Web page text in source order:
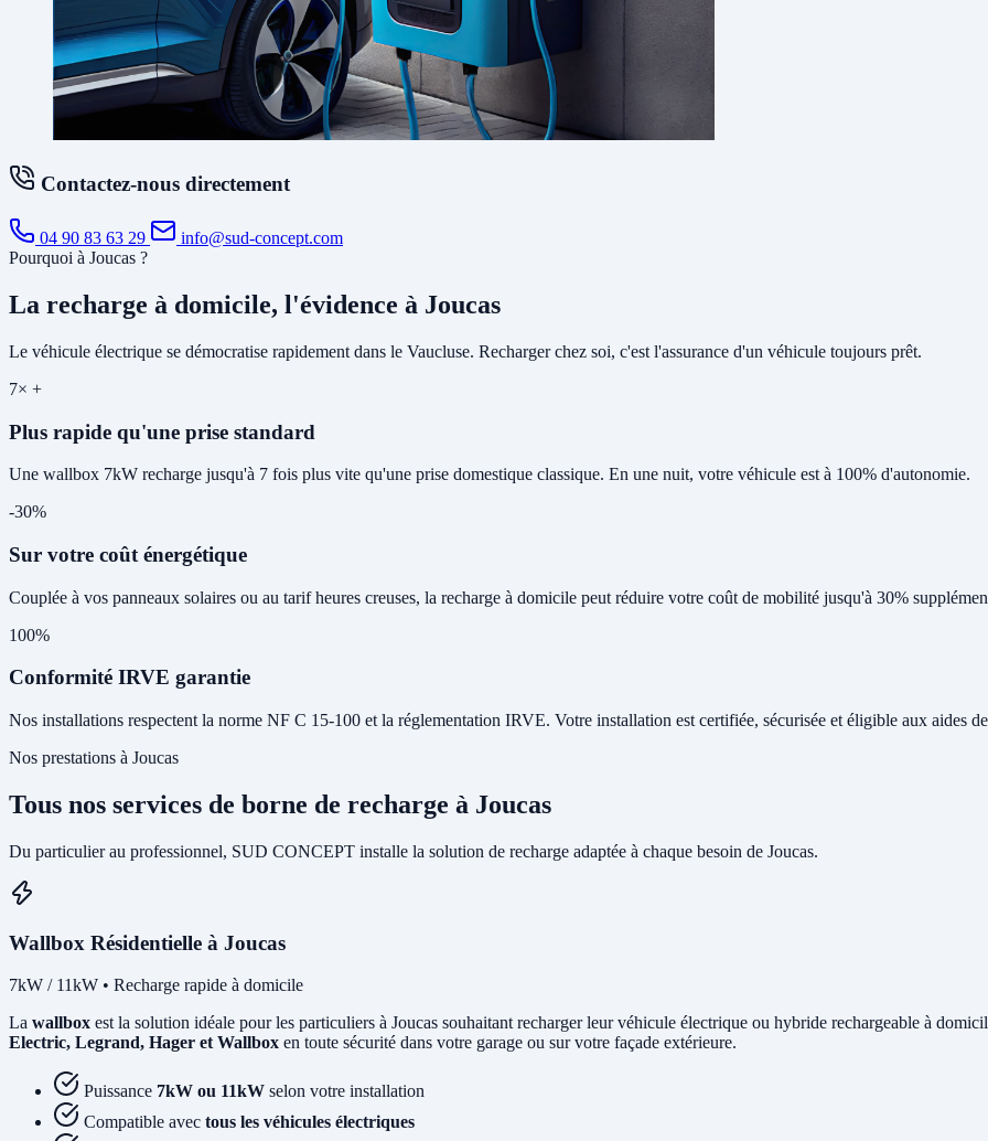
Contactez-nous directement
04 90 83 63 29
info@sud-concept.com
Pourquoi à Joucas ?
La recharge à domicile, l'évidence à Joucas
Le véhicule électrique se démocratise rapidement dans le Vaucluse. Recharger chez soi, c'est l'assurance d'un véhicule toujours prêt.
7× +
Plus rapide qu'une prise standard
Une wallbox 7kW recharge jusqu'à 7 fois plus vite qu'une prise domestique classique. En une nuit, votre véhicule est à 100% d'autonomie.
-30%
Sur votre coût énergétique
Couplée à vos panneaux solaires ou au tarif heures creuses, la recharge à domicile peut réduire votre coût de mobilité jusqu'à 30%
100%
Conformité IRVE garantie
Nos installations respectent la norme NF C 15-100 et la réglementation IRVE. Votre installation est certifiée, sécurisée et éligible aux aides
Nos prestations à Joucas
Tous nos services de borne de recharge à Joucas
Du particulier au professionnel, SUD CONCEPT installe la solution de recharge adaptée à chaque besoin de Joucas.
Wallbox Résidentielle à Joucas
7kW / 11kW • Recharge rapide à domicile
La wallbox est la solution idéale pour les particuliers à Joucas souhaitant recharger leur véhicule électrique ou hybride rechargeable à
Electric, Legrand, Hager et Wallbox en toute sécurité dans votre garage ou sur votre façade extérieure.
Puissance 7kW ou 11kW selon votre installation
Compatible avec tous les véhicules électriques